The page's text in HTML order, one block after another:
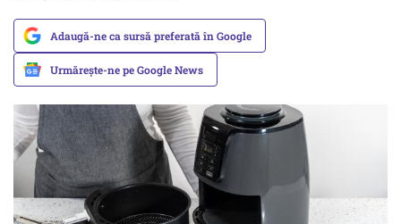
Adaugă-ne ca sursă preferată în Google
Urmărește-ne pe Google News